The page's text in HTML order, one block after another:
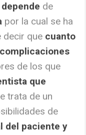
depende de
por la cual se ha
decir que cuanto
de los que
que
trata de un
de
del paciente y